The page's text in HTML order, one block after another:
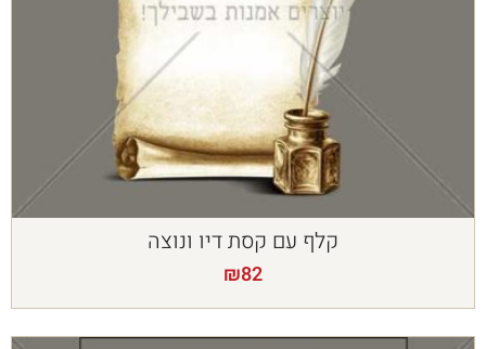
קלף עם קסת דיו ונוצה
₪82